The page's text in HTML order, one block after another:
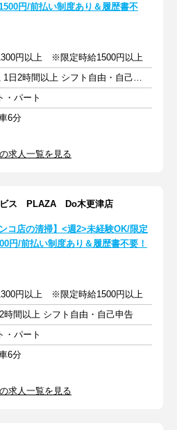
円/前払い制度あり＆履歴書不
円以上 ※限定時給1500円以上
週3日以上 1日2時間以上 シフト自由・自己申告
・パート
6分
求人一覧を見る
ビス PLAZA Do木更津店
ンコ店の清掃】<週2>未経験OK/限定
円/前払い制度あり＆履歴書不要！
円以上 ※限定時給1500円以上
時間以上 シフト自由・自己申告
・パート
6分
求人一覧を見る